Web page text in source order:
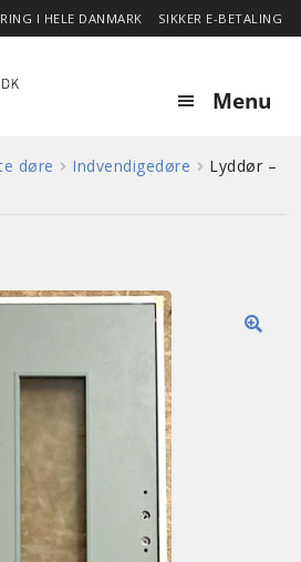
I HELE DANMARK SIKKER E-BETALING
Menu
døre Indvendigedøre
Lyddør –